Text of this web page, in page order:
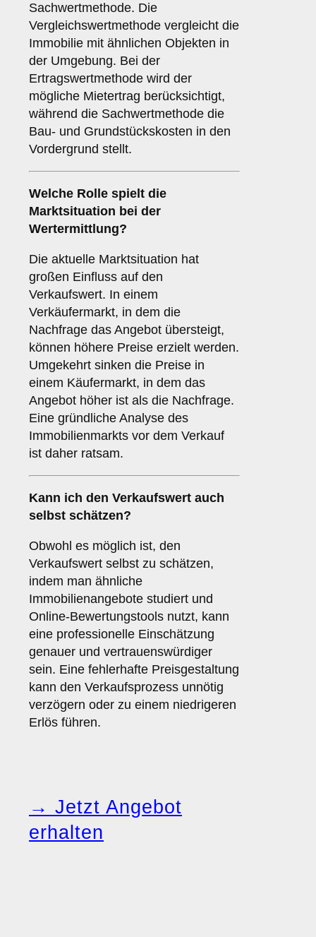
Sachwertmethode. Die
Vergleichswertmethode vergleicht die
Immobilie mit ähnlichen Objekten in
der Umgebung. Bei der
Ertragswertmethode wird der
mögliche Mietertrag berücksichtigt,
während die Sachwertmethode die
Bau- und Grundstückskosten in den
Vordergrund stellt.
Welche Rolle spielt die
Marktsituation bei der
Wertermittlung?
Die aktuelle Marktsituation hat
großen Einfluss auf den
Verkaufswert. In einem
Verkäufermarkt, in dem die
Nachfrage das Angebot übersteigt,
können höhere Preise erzielt werden.
Umgekehrt sinken die Preise in
einem Käufermarkt, in dem das
Angebot höher ist als die Nachfrage.
Eine gründliche Analyse des
Immobilienmarkts vor dem Verkauf
ist daher ratsam.
Kann ich den Verkaufswert auch
selbst schätzen?
Obwohl es möglich ist, den
Verkaufswert selbst zu schätzen,
indem man ähnliche
Immobilienangebote studiert und
Online-Bewertungstools nutzt, kann
eine professionelle Einschätzung
genauer und vertrauenswürdiger
sein. Eine fehlerhafte Preisgestaltung
kann den Verkaufsprozess unnötig
verzögern oder zu einem niedrigeren
Erlös führen.
→ Jetzt Angebot
erhalten